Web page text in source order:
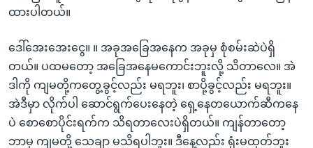
ထားပါတယ်။
ဒေါ်အေးအေးငွေ။ ။ အခုအခြေအနေက အခုမှ စုံစမ်းဆဲပဲရှိ
တယ်။ ပထမတော့ အခြေအနေမကောင်းဘူးလို့ သိတာလေ။ အဲ
ဒါကို ကျမတို့ကတွေ့ခွင့်လည်း မရဘူး၊ စာပို့ခွင့်လည်း မရဘူး။
အဲဒီမှာ လိုက်ပါ ဆောင်ရွက်ပေးနေတဲ့ ရှေ့နေတယောက်ဆီကနေ
ပဲ စောစောပိုင်းရက်က သိရတာလေးပဲရှိတယ်။ ကျန်တာတော့
ဘာမှ ကျမတို့ သေချာ မသိရပါဘူး။ ဒီနေ့လည်း ရုံးမထုတ်ဘူး